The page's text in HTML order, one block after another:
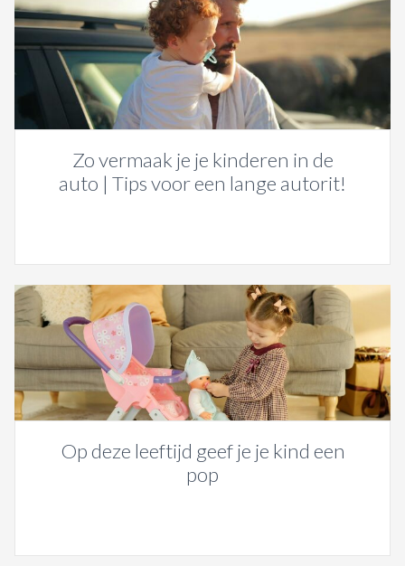
Zo vermaak je je kinderen in de
auto | Tips voor een lange autorit!
Op deze leeftijd geef je je kind een
pop